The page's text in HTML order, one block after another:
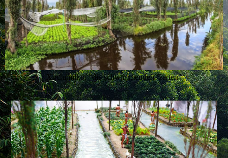
Xochimilko, "die schwimmenden Gärten"